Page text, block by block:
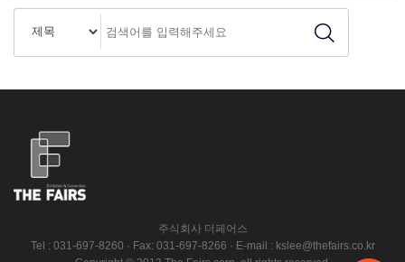
주식회사 더페어스
Tel : 031-697-8260 · Fax: 031-697-8266 · E-mail : kslee@thefairs.co.kr